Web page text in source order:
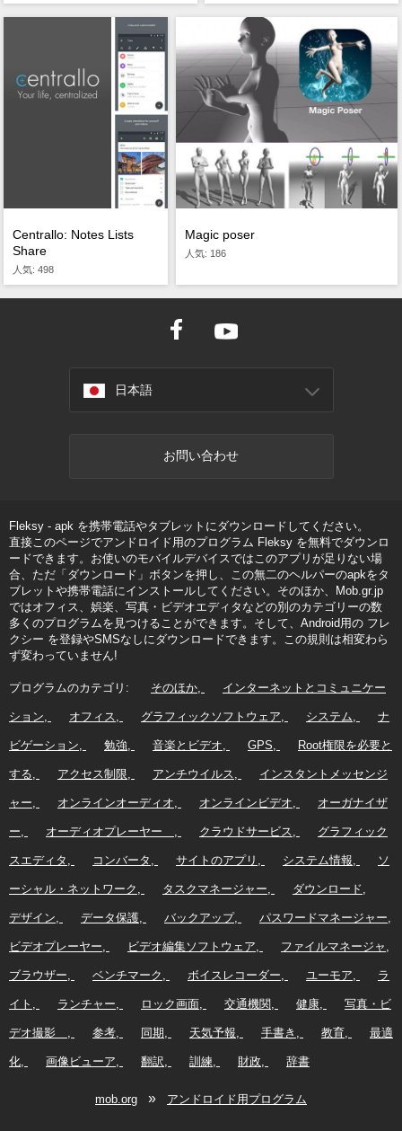
Centrallo: Notes Lists
Share
人気: 498
Magic poser
人気: 186
日本語
お問い合わせ
Fleksy - apk を携帯電話やタブレットにダウンロードしてください。
直接このページでアンドロイド用のプログラム Fleksy を無料でダウンロ
ードできます。お使いのモバイルデバイスではこのアプリが足りない場
合、ただ「ダウンロード」ボタンを押し、この無二のヘルパーのapkをタ
ブレットや携帯電話にインストールしてください。そのほか、Mob.gr.jp
ではオフィス、娯楽、写真・ビデオエディタなどの別のカテゴリーの数
多くのプログラムを見つけることができます。そして、Android用の フレ
クシー を登録やSMSなしにダウンロードできます。この規則は相変わら
ず変わっていません!
プログラムのカテゴリ: そのほか インターネットとコミュニケー
ション オフィス グラフィックソフトウェア システム ナ
ビゲーション 勉強 音楽とビデオ GPS Root権限を必要と
する アクセス制限 アンチウイルス インスタントメッセンジ
ャー オンラインオーディオ オンラインビデオ オーガナイザ
ー オーディオプレーヤー クラウドサービス グラフィック
スエディタ コンバータ サイトのアプリ システム情報 ソ
ーシャル・ネットワーク タスクマネージャー ダウンロード
デザイン データ保護 バックアップ パスワードマネージャー
ビデオプレーヤー ビデオ編集ソフトウェア ファイルマネージャ
ブラウザー ベンチマーク ボイスレコーダー ユーモア ラ
イト ランチャー ロック画面 交通機関 健康 写真・ビ
デオ撮影 参考 同期 天気予報 手書き 教育 最適
化 画像ビューア 翻訳 訓練 財政 辞書
mob.org » アンドロイド用プログラム